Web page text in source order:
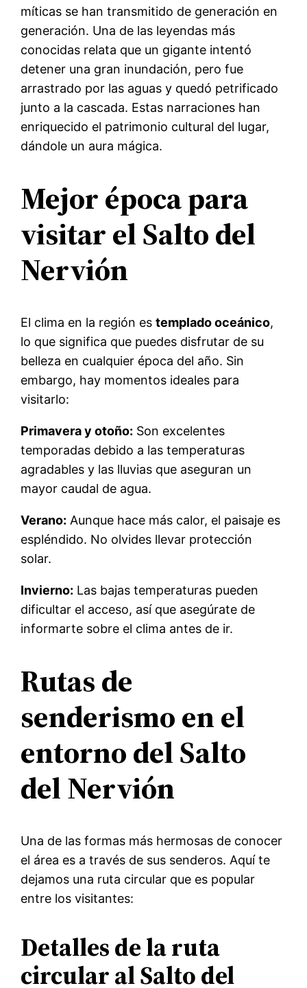
míticas se han transmitido de generación en
generación. Una de las leyendas más
conocidas relata que un gigante intentó
detener una gran inundación, pero fue
arrastrado por las aguas y quedó petrificado
junto a la cascada. Estas narraciones han
enriquecido el patrimonio cultural del lugar,
dándole un aura mágica.
Mejor época para
visitar el Salto del
Nervión
El clima en la región estemplado oceánico,
lo que significa que puedes disfrutar de su
belleza en cualquier época del año. Sin
embargo, hay momentos ideales para
visitarlo:
Primavera y otoño: Son excelentes
temporadas debido a las temperaturas
agradables y las lluvias que aseguran un
mayor caudal de agua.
Verano: Aunque hace más calor, el paisaje es
espléndido. No olvides llevar protección
solar.
Invierno: Las bajas temperaturas pueden
dificultar el acceso, así que asegúrate de
informarte sobre el clima antes de ir.
Rutas de
senderismo en el
entorno del Salto
del Nervión
Una de las formas más hermosas de conocer
el área es a través de sus senderos. Aquí te
dejamos una ruta circular que es popular
entre los visitantes:
Detalles de la ruta
circular al Salto del